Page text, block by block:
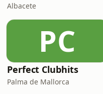
Albacete
PC
Perfect Clubhits
Palma de Mallorca